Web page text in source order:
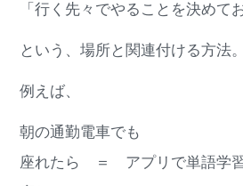
「行く先々でやることを決めて
という、場所と関連付ける方法。
例えば、
朝の通勤電車でも
座れたら ＝ アプリで単語学